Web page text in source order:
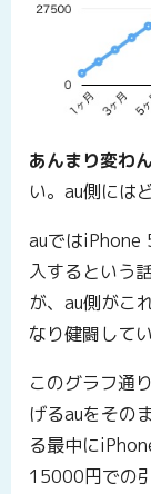
あんまり変わ
い。au側には
auではiPhone
入するという
が、au側がこ
なり健闘してい
このグラフ通
げるauをその
る最中に
15000円での